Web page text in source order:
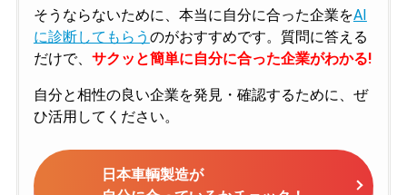
そうならないために、本当に自分に合った企業をAI
に診断してもらう のがおすすめです。質問に答える
だけで、 サクッと簡単に自分に合った企業がわかる!
自分と相性の良い企業を発見・確認するために、ぜ
ひ活用してください。
日本車輌製造が